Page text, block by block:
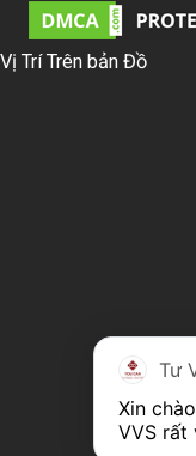
Vị Trí Trên bản Đồ
Tư
Xin
VVS rất